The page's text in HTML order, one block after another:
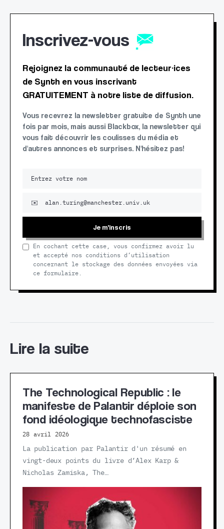
Inscrivez-vous
Rejoignez la communauté de lecteur·ices
de Synth en vous inscrivant
GRATUITEMENT à notre liste de diffusion.
Vous recevrez la newsletter gratuite de Synth une
fois par mois, mais aussi Blackbox, la newsletter qui
vous fait découvrir les coulisses du média et
d'autres annonces et surprises. N'hésitez pas!
Je m'inscris
En cochant cette case, vous confirmez avoir lu
et accepté nos conditions d’utilisation
concernant le stockage des données envoyées via
ce formulaire.
Lire la suite
The Technological Republic : le
manifeste de Palantir déploie son
fond idéologique technofasciste
28 avril 2026
La publication par Palantir d'un résumé en
vingt-deux points du livre d’Alex Karp &
Nicholas Zamiska, The…